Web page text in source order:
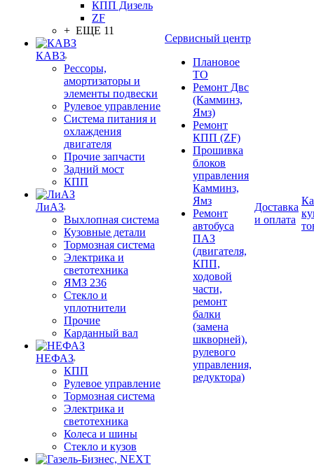
КПП Дизель
ZF
+ ЕЩЕ 11
КАВЗ
Рессоры,
амортизаторы и
элементы подвески
Рулевое управление
Система питания и
охлаждения
двигателя
Прочие запчасти
Задний мост
КПП
ЛиАЗ
Выхлопная система
Кузовные детали
Тормозная система
Электрика и
светотехника
ЯМЗ 236
Стекло и
уплотнители
Прочие
Карданный вал
НЕФАЗ
КПП
Рулевое управление
Тормозная система
Электрика и
светотехника
Колеса и шины
Стекло и кузов
Сервисный центр
Плановое
ТО
Ремонт Двс
(Камминз,
Ямз)
Ремонт
КПП (ZF)
Прошивка
блоков
управления
Камминз,
Ямз
Ремонт
автобуса
ПАЗ
(двигателя,
КПП,
ходовой
части,
ремонт
балки
(замена
шкворней),
рулевого
управления,
редуктора)
Доставка
и оплата